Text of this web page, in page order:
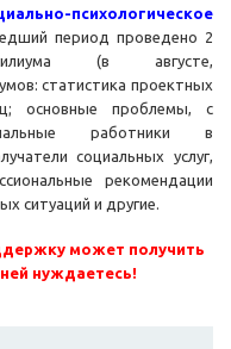
психологическое
период проведено 2
(в августе,
статистика проектных
основные проблемы, с
работники в
социальных услуг,
рекомендации
ситуаций и другие.
может получить
нуждаетесь!